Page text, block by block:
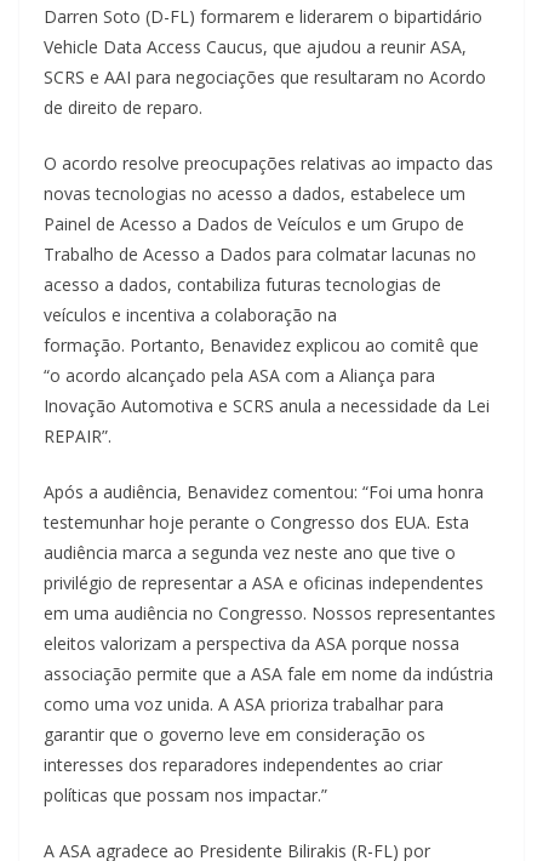
Darren Soto (D-FL) formarem e liderarem o bipartidário
Vehicle Data Access Caucus, que ajudou a reunir ASA,
SCRS e AAI para negociações que resultaram no Acordo
de direito de reparo.
O acordo resolve preocupações relativas ao impacto das
novas tecnologias no acesso a dados, estabelece um
Painel de Acesso a Dados de Veículos e um Grupo de
Trabalho de Acesso a Dados para colmatar lacunas no
acesso a dados, contabiliza futuras tecnologias de
veículos e incentiva a colaboração na
formação. Portanto, Benavidez explicou ao comitê que
“o acordo alcançado pela ASA com a Aliança para
Inovação Automotiva e SCRS anula a necessidade da Lei
REPAIR”.
Após a audiência, Benavidez comentou: “Foi uma honra
testemunhar hoje perante o Congresso dos EUA. Esta
audiência marca a segunda vez neste ano que tive o
privilégio de representar a ASA e oficinas independentes
em uma audiência no Congresso. Nossos representantes
eleitos valorizam a perspectiva da ASA porque nossa
associação permite que a ASA fale em nome da indústria
como uma voz unida. A ASA prioriza trabalhar para
garantir que o governo leve em consideração os
interesses dos reparadores independentes ao criar
políticas que possam nos impactar.”
A ASA agradece ao Presidente Bilirakis (R-FL) por